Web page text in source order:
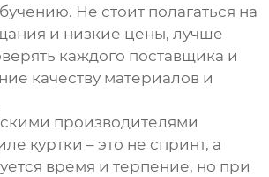
Не стоит полагаться на
и низкие цены, лучше
каждого поставщика и
качеству материалов и
производителями
куртки – это не спринт, а
время и терпение, но при